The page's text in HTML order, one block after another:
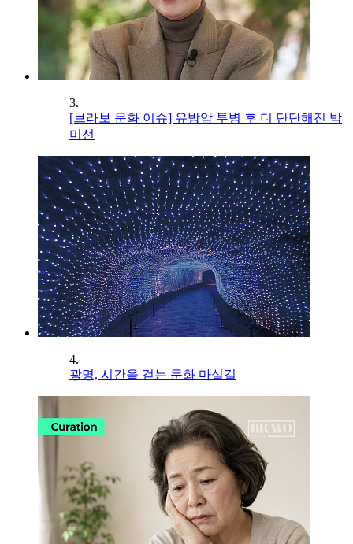
3.
[브라보 문화 이슈] 유방암 투병 후 더 단단해진 박
미선
4.
광명, 시간을 걷는 문화 마실길